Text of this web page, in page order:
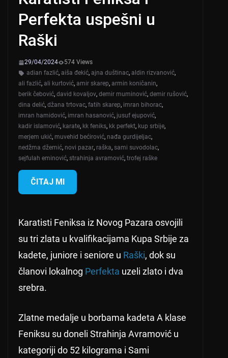
Perfekta uspešni u
Raški
29/04/2024
574 Views
adian fazlić, aiša đekić, ajna duštinac, aldin rizvanović,
ali fazlić, ali kurtović, amir skarep, armin koničanin,
berik čebović, david kovaljov, demir muminović, demir rušović,
dina delić, džana trtovac, fatih skarep, imran bihorac,
imran hamidović, imran hasanović, jusuf ejupović,
kadir islamović, karate, kk feniks, kk perfekt, kup srbije,
merjem ukić, muvehid bećirović, nađa gurdijeljac,
nedžma džemić, novi pazar, raška, sami suvodolac,
sejfulah eminović, strahinja avramović, trofej raške
ČITAJ MI
Karatisti Feniksa iz Novog Pazara osvojili
su tri zlata u kvalifikacijama Kupa Srbije za
kadete, juniore i seniore u Raški, dok su
članovi lokalnog Perfekta uzeli zlato i dva
srebra.
Zlatne medalje u borbama kadeta A klase
Feniksu su doneli Strahinja Avramović u
kategoriji do 52 kilograma i Sami